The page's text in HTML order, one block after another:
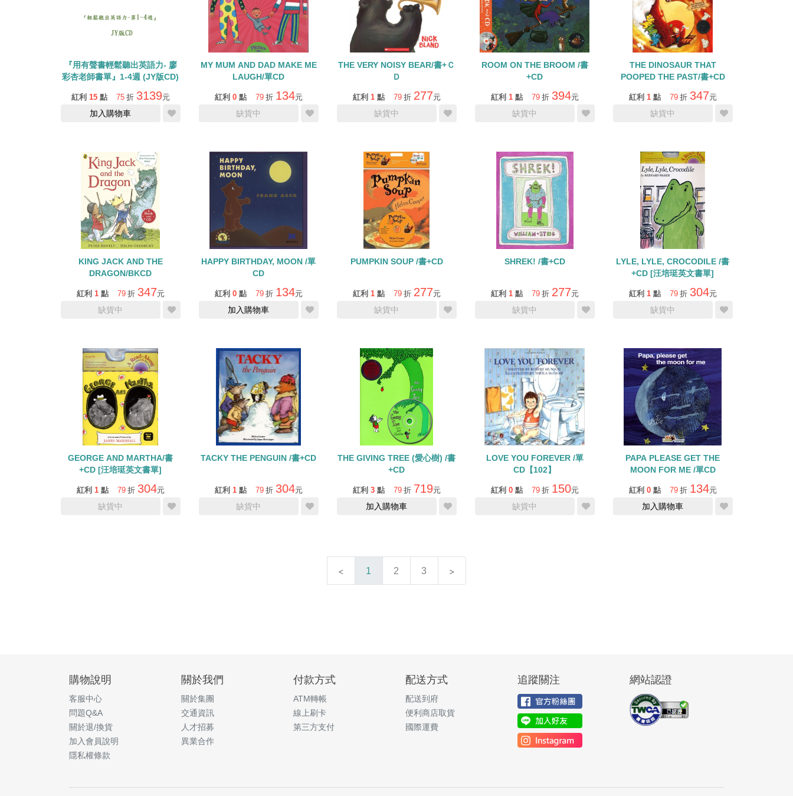
『用有聲書輕鬆聽出英語力- 廖
彩杏老師書單』1-4週 (JY版CD)
紅利 15 點 75 折 3139元
加入購物車
MY MUM AND DAD MAKE ME
LAUGH/單CD
紅利 0 點 79 折 134元
缺貨中
THE VERY NOISY BEAR/書+Ｃ
Ｄ
紅利 1 點 79 折 277元
缺貨中
ROOM ON THE BROOM /書
+CD
紅利 1 點 79 折 394元
缺貨中
THE DINOSAUR THAT
POOPED THE PAST/書+CD
紅利 1 點 79 折 347元
缺貨中
KING JACK AND THE
DRAGON/BKCD
紅利 1 點 79 折 347元
缺貨中
HAPPY BIRTHDAY, MOON /單
CD
紅利 0 點 79 折 134元
加入購物車
PUMPKIN SOUP /書+CD
紅利 1 點 79 折 277元
缺貨中
SHREK! /書+CD
紅利 1 點 79 折 277元
缺貨中
LYLE, LYLE, CROCODILE /書
+CD [汪培珽英文書單]
紅利 1 點 79 折 304元
缺貨中
GEORGE AND MARTHA/書
+CD [汪培珽英文書單]
紅利 1 點 79 折 304元
缺貨中
TACKY THE PENGUIN /書+CD
紅利 1 點 79 折 304元
缺貨中
THE GIVING TREE (愛心樹) /書
+CD
紅利 3 點 79 折 719元
加入購物車
LOVE YOU FOREVER /單
CD【102】
紅利 0 點 79 折 150元
缺貨中
PAPA PLEASE GET THE
MOON FOR ME /單CD
紅利 0 點 79 折 134元
加入購物車
1 2 3
購物說明
客服中心
問題Q&A
關於退/換貨
加入會員說明
隱私權條款
關於我們
關於集團
交通資訊
人才招募
異業合作
付款方式
ATM轉帳
線上刷卡
第三方支付
配送方式
配送到府
便利商店取貨
國際運費
追蹤關注 網站認證